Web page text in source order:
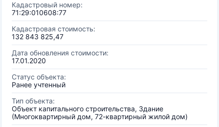
Кадастровый номер:
71:29:010608:77
Кадастровая стоимость:
132 843 825,47
Дата обновления стоимости:
17.01.2020
Статус объекта:
Ранее учтенный
Тип объекта:
Объект капитального строительства, Здание
(Многоквартирный дом, 72-квартирный жилой дом)